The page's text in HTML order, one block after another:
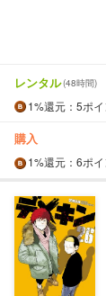
レンタル(48時間)
1%還元 ：5ポ
購入
1%還元 ：6ポ